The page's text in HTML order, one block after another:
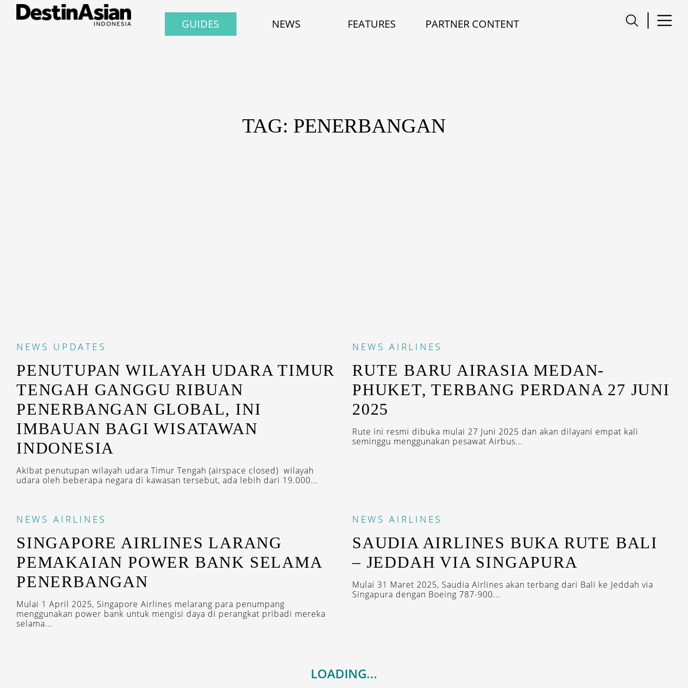
GUIDES NEWS FEATURES PARTNER CONTENT
TAG: PENERBANGAN
NEWS UPDATES
PENUTUPAN WILAYAH UDARA TIMUR
TENGAH GANGGU RIBUAN
PENERBANGAN GLOBAL, INI
IMBAUAN BAGI WISATAWAN
INDONESIA
Akibat penutupan wilayah udara Timur Tengah (airspace closed) wilayah
udara oleh beberapa negara di kawasan tersebut, ada lebih dari 19.000...
NEWS AIRLINES
RUTE BARU AIRASIA MEDAN-
PHUKET, TERBANG PERDANA 27 JUNI
2025
Rute ini resmi dibuka mulai 27 Juni 2025 dan akan dilayani empat kali
seminggu menggunakan pesawat Airbus...
NEWS AIRLINES
SINGAPORE AIRLINES LARANG
PEMAKAIAN POWER BANK SELAMA
PENERBANGAN
Mulai 1 April 2025, Singapore Airlines melarang para penumpang
menggunakan power bank untuk mengisi daya di perangkat pribadi mereka
selama...
NEWS AIRLINES
SAUDIA AIRLINES BUKA RUTE BALI
– JEDDAH VIA SINGAPURA
Mulai 31 Maret 2025, Saudia Airlines akan terbang dari Bali ke Jeddah via
Singapura dengan Boeing 787-900...
LOADING...